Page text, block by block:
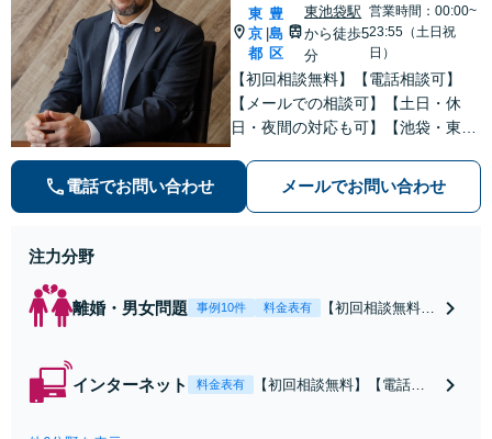
東
京
都
|
豊
島
区
東池袋駅
から徒歩5
分
営業時間：00:00~
23:55（土日祝
日）
【初回相談無料】【電話相談可】
【メールでの相談可】【土日・休
日・夜間の対応も可】【池袋・東池
トラブル・刑事事件を中心に「個
人」の方からのご相談・ご依頼を幅
電話でお問い合わせ メールでお問い合わせ
注力分野
離婚・男女問題 事例10件 料金表有
【初回相談無料】
【池袋・東池袋2
インターネット 料金表有
【初回相談無料】【電話相